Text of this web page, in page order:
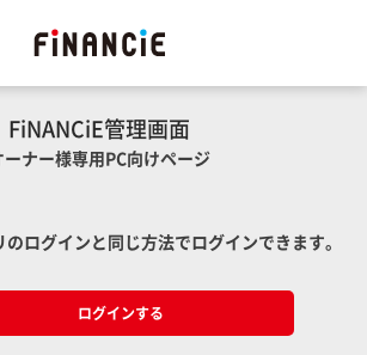
FiNANCiE管理画面
ーナー様専用PC向けページ
ログインと同じ方法でログインできます。
ログインする